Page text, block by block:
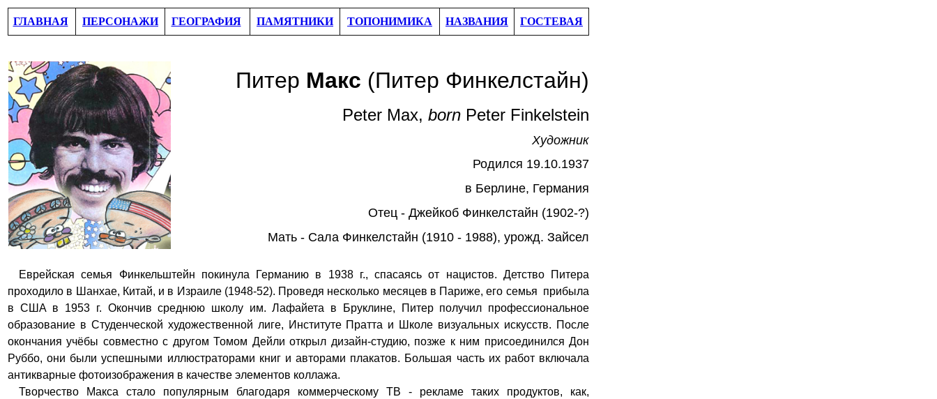
ГЛАВНАЯ ПЕРСОНАЖИ ГЕОГРАФИЯ ПАМЯТНИКИ ТОПОНИМИКА НАЗВАНИЯ ГОСТЕВАЯ
Питер Макс (Питер Финкелстайн)
Peter Max, born Peter Finkelstein
Художник
Родился 19.10.1937
в Берлине, Германия
Отец - Джейкоб Финкелстайн (1902-?)
Мать - Сала Финкелстайн (1910 - 1988), урожд. Зайсел
Еврейская семья Финкельштейн покинула Германию в 1938 г., спасаясь от нацистов. Детство Питера
проходило в Шанхае, Китай, и в Израиле (1948-52). Проведя несколько месяцев в Париже, его семья прибыла
в США в 1953 г. Окончив среднюю школу им. Лафайета в Бруклине, Питер получил профессиональное
образование в Студенческой художественной лиге, Институте Пратта и Школе визуальных искусств. После
окончания учëбы совместно с другом Томом Дейли открыл дизайн-студию, позже к ним присоединился Дон
Руббо, они были успешными иллюстраторами книг и авторами плакатов. Большая часть их работ включала
антикварные фотоизображения в качестве элементов коллажа.
Творчество Макса стало популярным благодаря коммерческому ТВ - рекламе таких продуктов, как,